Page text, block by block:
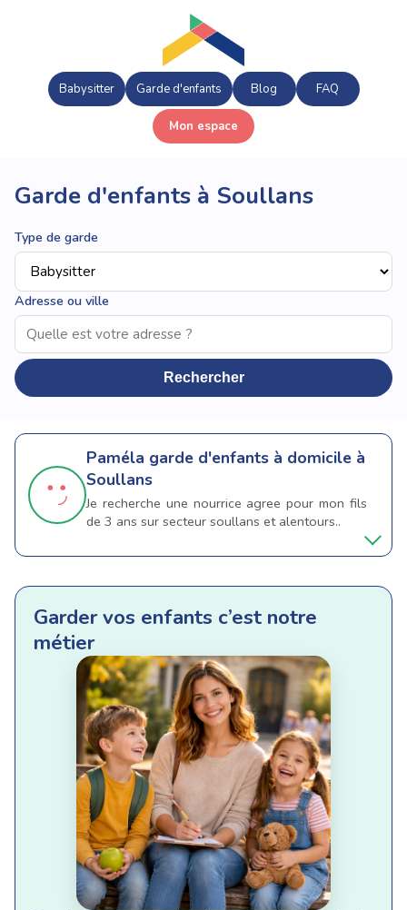
Babysitter Garde d'enfants Blog FAQ
Mon espace
Garde d'enfants à Soullans
Type de garde
Adresse ou ville
Rechercher
Paméla garde d'enfants à domicile à
Soullans
Je recherche une nourrice agree pour mon fils
de 3 ans sur secteur soullans et alentours..
Garder vos enfants c’est notre
métier